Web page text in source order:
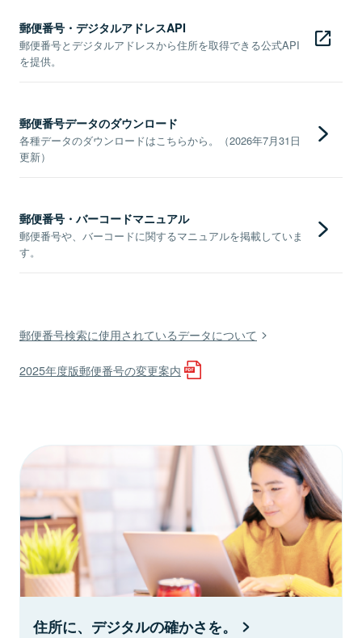
郵便番号・デジタルアドレスAPI
郵便番号とデジタルアドレスから住所を取得できる公式API
を提供。
郵便番号データのダウンロード
各種データのダウンロードはこちらから。（2026年7月31日
更新）
郵便番号・バーコードマニュアル
郵便番号や、バーコードに関するマニュアルを掲載していま
す。
郵便番号検索に使用されているデータについて
2025年度版郵便番号の変更案内
住所に、デジタルの確かさを。